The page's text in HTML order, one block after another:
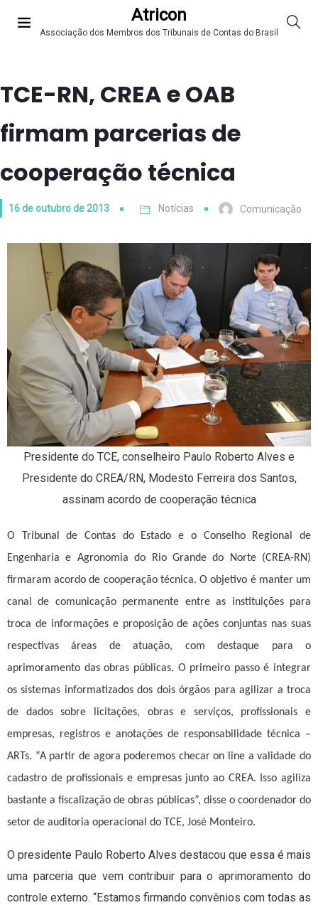
Atricon
Associação dos Membros dos Tribunais de Contas do Brasil
TCE-RN, CREA e OAB
firmam parcerias de
cooperação técnica
16 de outubro de 2013 Notícias Comunicação
Presidente do TCE, conselheiro Paulo Roberto Alves e
Presidente do CREA/RN, Modesto Ferreira dos Santos,
assinam acordo de cooperação técnica
O Tribunal de Contas do Estado e o Conselho Regional de
Engenharia e Agronomia do Rio Grande do Norte (CREA-RN)
firmaram acordo de cooperação técnica. O objetivo é manter um
canal de comunicação permanente entre as instituições para
troca de informações e proposição de ações conjuntas nas suas
respectivas áreas de atuação, com destaque para o
aprimoramento das obras públicas. O primeiro passo é integrar
os sistemas informatizados dos dois órgãos para agilizar a troca
de dados sobre licitações, obras e serviços, profissionais e
empresas, registros e anotações de responsabilidade técnica –
ARTs. “A partir de agora poderemos checar on line a validade do
cadastro de profissionais e empresas junto ao CREA. Isso agiliza
bastante a fiscalização de obras públicas”, disse o coordenador do
setor de auditoria operacional do TCE, José Monteiro.
O presidente Paulo Roberto Alves destacou que essa é mais
uma parceria que vem contribuir para o aprimoramento do
controle externo. “Estamos firmando convênios com todas as